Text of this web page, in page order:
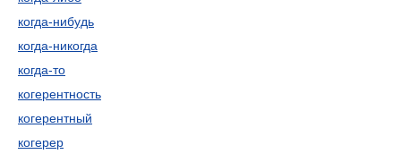
когда-нибудь
когда-никогда
когда-то
когерентность
когерентный
когерер